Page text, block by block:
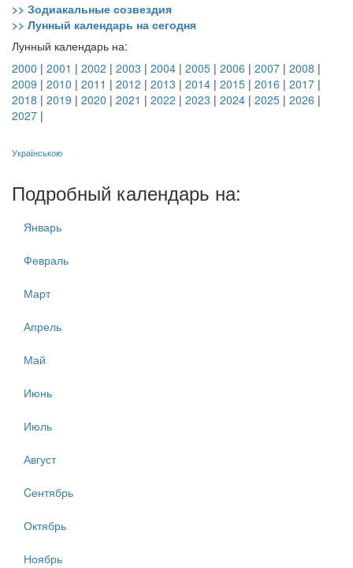
>> Зодиакальные созвездия
>> Лунный календарь на сегодня
Лунный календарь на:
2000 | 2001 | 2002 | 2003 | 2004 | 2005 | 2006 | 2007 | 2008 |
2009 | 2010 | 2011 | 2012 | 2013 | 2014 | 2015 | 2016 | 2017 |
2018 | 2019 | 2020 | 2021 | 2022 | 2023 | 2024 | 2025 | 2026 |
2027 |
Українською
Подробный календарь на:
Январь
Февраль
Март
Апрель
Май
Июнь
Июль
Август
Cентябрь
Октябрь
Ноябрь